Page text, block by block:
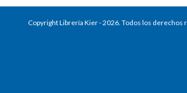
Copyright Librería Kier - 2026. Todos los derechos